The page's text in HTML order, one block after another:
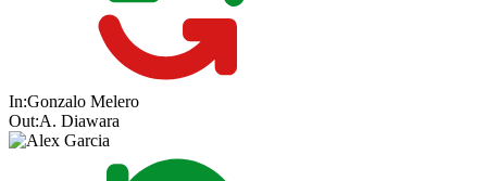
In:Gonzalo Melero
Out:A. Diawara